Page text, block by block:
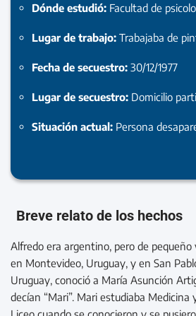
Dónde estudió: Facultad de
Lugar de trabajo: Trabajaba de
Fecha de secuestro: 30/12/1977
Lugar de secuestro: Domicilio
Situación actual: Persona
Breve relato de los hechos
Alfredo era argentino, pero de
en Montevideo, Uruguay, y en San
Uruguay, conoció a María Asunción
decían “Mari”. Mari estudiaba